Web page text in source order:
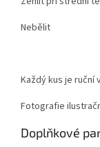
Nebělit
Každý kus je ruční
Fotografie
Doplňkové